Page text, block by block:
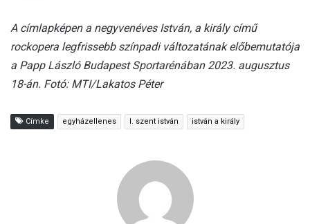
A címlapképen a negyvenéves István, a király című
rockopera legfrissebb színpadi változatának előbemutatója
a Papp László Budapest Sportarénában 2023. augusztus
18-án. Fotó: MTI/Lakatos Péter
Címke egyházellenes I. szent istván istván a király